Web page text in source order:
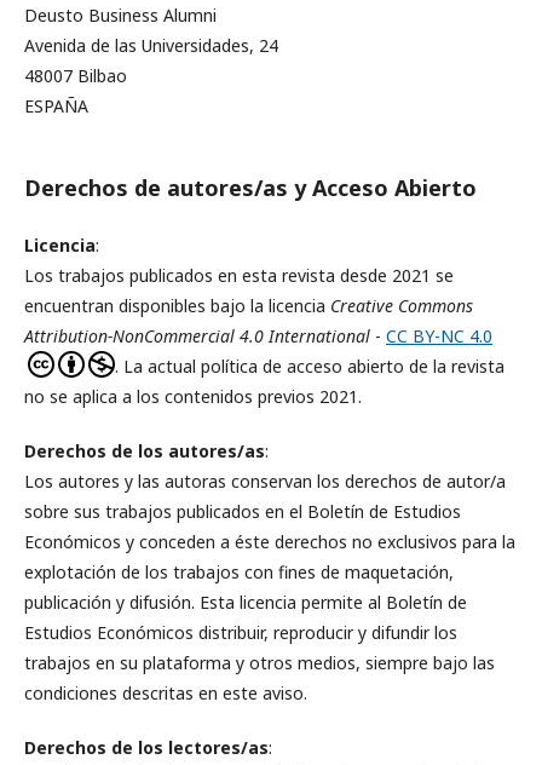
Deusto Business Alumni
Avenida de las Universidades, 24
48007 Bilbao
ESPAÑA
Derechos de autores/as y Acceso Abierto
Licencia:
Los trabajos publicados en esta revista desde 2021 se
encuentran disponibles bajo la licencia Creative Commons
Attribution-NonCommercial 4.0 International - CC BY-NC 4.0
. La actual política de acceso abierto de la revista
no se aplica a los contenidos previos 2021.
Derechos de los autores/as:
Los autores y las autoras conservan los derechos de autor/a
sobre sus trabajos publicados en el Boletín de Estudios
Económicos y conceden a éste derechos no exclusivos para la
explotación de los trabajos con fines de maquetación,
publicación y difusión. Esta licencia permite al Boletín de
Estudios Económicos distribuir, reproducir y difundir los
trabajos en su plataforma y otros medios, siempre bajo las
condiciones descritas en este aviso.
Derechos de los lectores/as: